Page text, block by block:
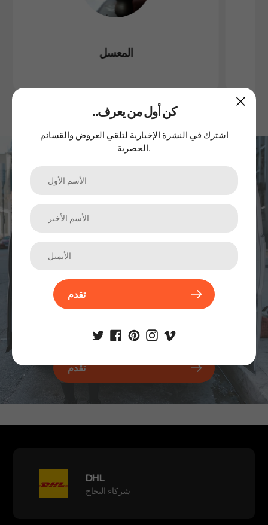
المعسل
اشترك في نشرتنا الإخبارية
تقدم
DHL
شركاء النجاح
..كن أول من يعرف
اشترك في النشرة الإخبارية لتلقي العروض والقسائم
الحصرية.
تقدم